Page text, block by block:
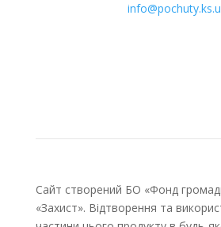
Сайт створений БО «Фонд
«Захист». Відтворення та